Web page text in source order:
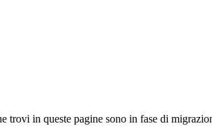
trovi in queste pagine sono in fase di